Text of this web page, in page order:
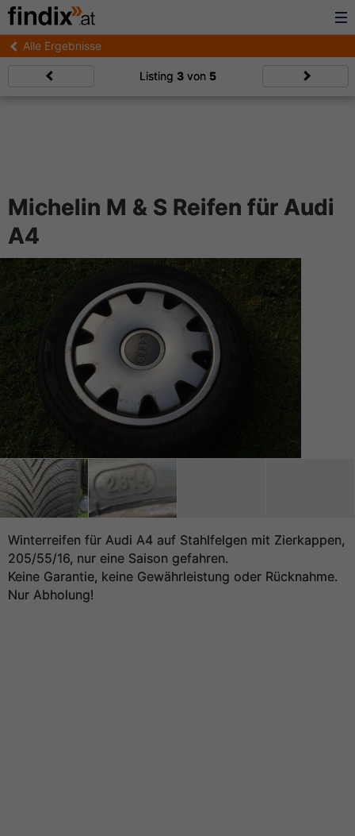
Alle Ergebnisse
Listing 3von 5
Michelin M & S Reifen für Audi
A4
Winterreifen für Audi A4 auf Stahlfelgen mit Zierkappen,
205/55/16, nur eine Saison gefahren.
Keine Garantie, keine Gewährleistung oder Rücknahme.
Nur Abholung!